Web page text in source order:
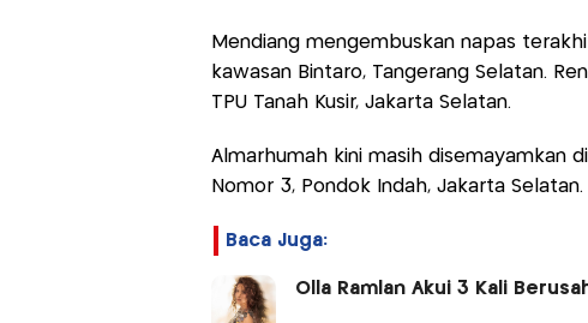
Mendiang mengembuskan napas
kawasan Bintaro, Tangerang Selatan.
TPU Tanah Kusir, Jakarta Selatan.
Almarhumah kini masih disemayamkan
Nomor 3, Pondok Indah, Jakarta Selatan.
Baca Juga:
Olla Ramlan Akui 3 Kali